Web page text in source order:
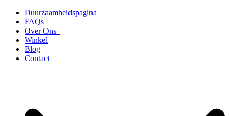
naar
inhoud
Duurzaamheidspagina
FAQs
Over Ons
Winkel
Blog
Contact